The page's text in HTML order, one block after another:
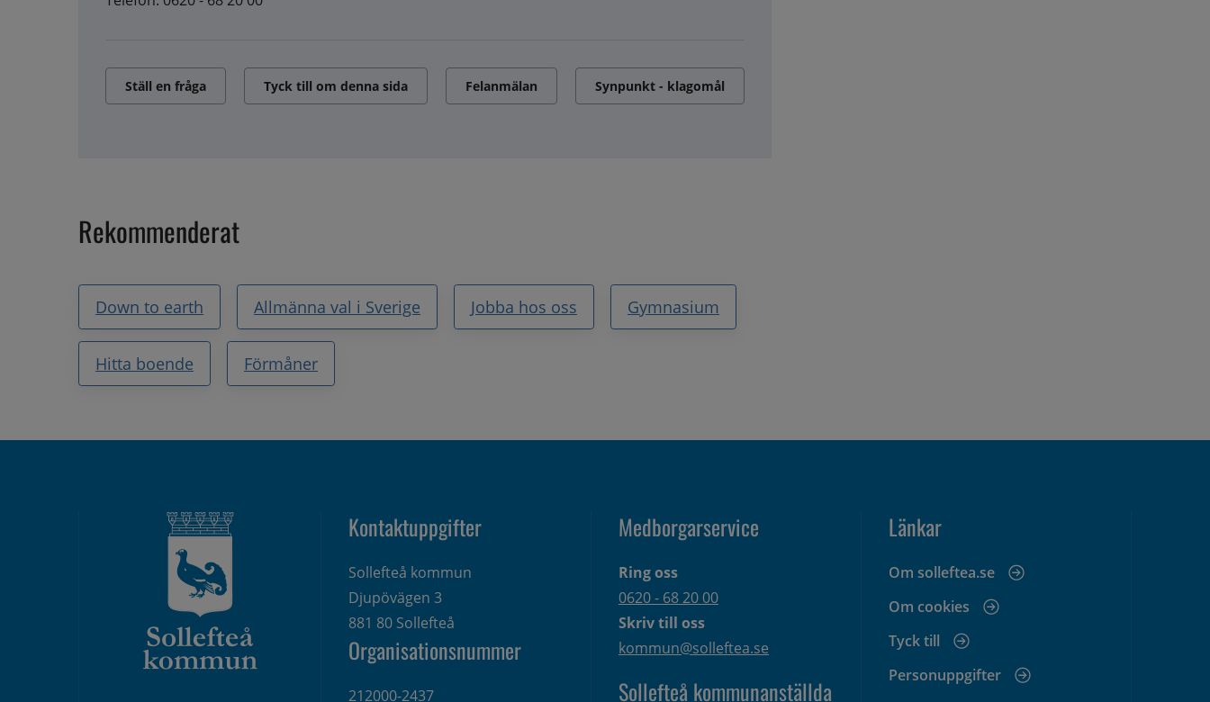
Ställ en fråga Tyck till om denna sida Felanmälan Synpunkt - klagomål
Rekommenderat
Down to earth Allmänna val i Sverige Jobba hos oss Gymnasium
Hitta boende Förmåner
Kontaktuppgifter
Sollefteå kommun
Djupövägen 3
881 80 Sollefteå
Organisationsnummer
212000-2437
Medborgarservice
Ring oss
0620 - 68 20 00
Skriv till oss
kommun@solleftea.se
Sollefteå kommunanställda
Länkar
Om solleftea.se
Om cookies
Tyck till
Personuppgifter